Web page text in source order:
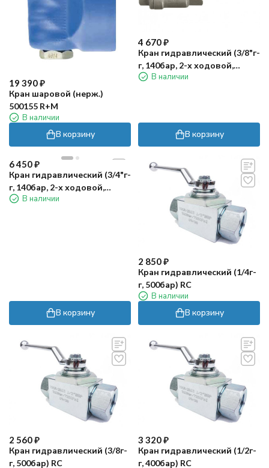
19 390₽
Кран шаровой (нерж.)
500155 R+M
В наличии
В корзину
4 670₽
Кран гидравлический (3/8"г-
г, 140бар, 2-х ходовой,
нерж) R+M
В наличии
В корзину
6 450₽
Кран гидравлический (3/4"г-
г, 140бар, 2-х ходовой,
нерж) R+M
В наличии
В корзину
2 850₽
Кран гидравлический (1/4г-
г, 500бар) RC
В наличии
В корзину
2 560₽
Кран гидравлический (3/8г-
г, 500бар) RC
3 320₽
Кран гидравлический (1/2г-
г, 400бар) RC